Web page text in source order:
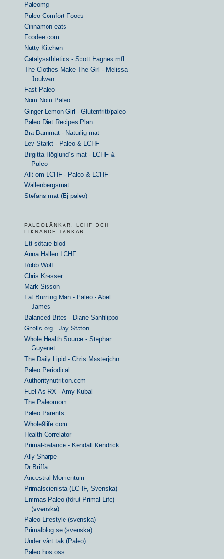
Paleomg
Paleo Comfort Foods
Cinnamon eats
Foodee.com
Nutty Kitchen
Catalysathletics - Scott Hagnes mfl
The Clothes Make The Girl - Melissa
Joulwan
Fast Paleo
Nom Nom Paleo
Ginger Lemon Girl - Glutenfritt/paleo
Paleo Diet Recipes Plan
Bra Barnmat - Naturlig mat
Lev Starkt - Paleo & LCHF
Birgitta Höglund´s mat - LCHF &
Paleo
Allt om LCHF - Paleo & LCHF
Wallenbergsmat
Stefans mat (Ej paleo)
PALEOLÄNKAR, LCHF OCH
LIKNANDE TANKAR
Ett sötare blod
Anna Hallen LCHF
Robb Wolf
Chris Kresser
Mark Sisson
Fat Burning Man - Paleo - Abel
James
Balanced Bites - Diane Sanfilippo
Gnolls.org - Jay Staton
Whole Health Source - Stephan
Guyenet
The Daily Lipid - Chris Masterjohn
Paleo Periodical
Authoritynutrition.com
Fuel As RX - Amy Kubal
The Paleomom
Paleo Parents
Whole9life.com
Health Correlator
Primal-balance - Kendall Kendrick
Ally Sharpe
Dr Briffa
Ancestral Momentum
Primalscienista (LCHF, Svenska)
Emmas Paleo (förut Primal Life)
(svenska)
Paleo Lifestyle (svenska)
Primalblog.se (svenska)
Under vårt tak (Paleo)
Paleo hos oss